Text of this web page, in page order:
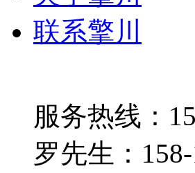
联系擎川
服务热线：
罗先生：